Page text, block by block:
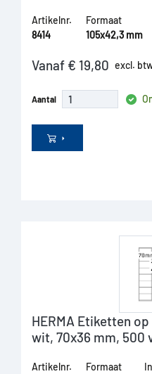
Artikelnr.
8414
Formaat
105x42,3 mm
Vanaf € 19,80 excl.
Aantal
HERMA Etiketten
wit, 70x36 mm, 500
Artikelnr.
Formaat